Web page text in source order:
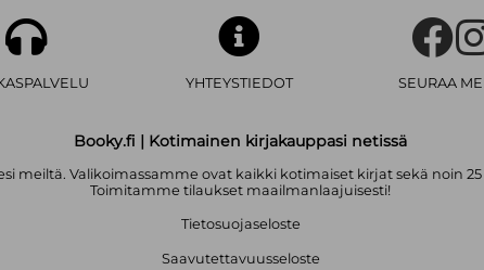
YHTEYSTIEDOT SEURAA
Booky.fi | Kotimainen kirjakauppasi netissä
meiltä. Valikoimassamme ovat kaikki kotimaiset kirjat sekä noin
Toimitamme tilaukset maailmanlaajuisesti!
Tietosuojaseloste
Saavutettavuusseloste